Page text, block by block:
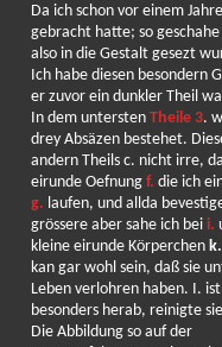
Da ich schon vor einem
gebracht hatte; so
also in die Gestalt gesezt
Ich habe diesen
er zuvor ein dunkler Theil
In dem untersten Theile 3.
drey Absäzen bestehet.
andern Theils c. nicht irre,
eirunde Oefnung f. die ich
g. laufen, und allda
grössere aber sahe ich bei i.
kleine eirunde Körperchen k.
kan gar wohl sein, daß sie
Leben verlohren haben. I.
besonders herab, reinigte
Die Abbildung so auf der